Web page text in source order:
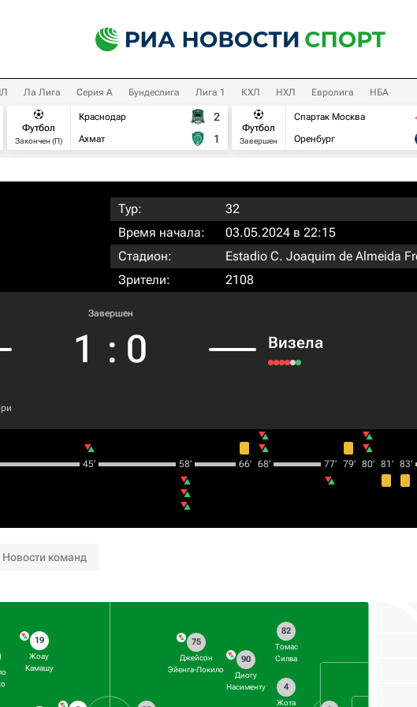
Ла Лига Серия А Бундеслига Лига 1 КХЛ НХЛ Евролига НБА
Футбол
Закончен (П)
Краснодар
Ахмат
2
1
Футбол
Завершен
Спартак Москва
Оренбург
Тур:
32
Время начала:
03.05.2024 в 22:15
Стадион:
Estadio C. Joaquim de Almeida
Зрители:
2108
Завершен
1 : 0 Визела
45‎’‎ 58‎’‎ 66‎’‎ 68‎’‎ 77‎’‎ 79‎’‎ 80‎’‎ 81‎’‎ 83‎’‎
Новости команд
19
Жоау
Камашу
82
Томас
Силва
4
Жота
90
Диогу
Насименту
75
Джейсон
Эйенга-Локило